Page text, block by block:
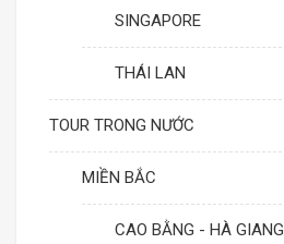
SINGAPORE
THÁI LAN
TOUR TRONG NƯỚC
MIỀN BẮC
CAO BẰNG - HÀ GIANG